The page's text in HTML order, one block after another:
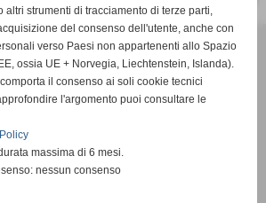
Atletica Castello
Giuliani, 518 - 50141 Firenze (FI)
P.IVA 01621990488
altri strumenti di tracciamento di terze parti,
del consenso dell'utente, anche con
verso Paesi non appartenenti allo Spazio
ossia UE + Norvegia, Liechtenstein, Islanda).
il consenso ai soli cookie tecnici
l'argomento puoi consultare le
massima di 6 mesi.
nessun consenso